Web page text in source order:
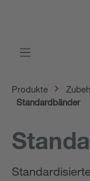
Produkte
Standardbänder